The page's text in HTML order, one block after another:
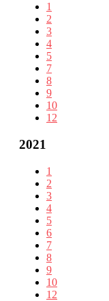
1
2
3
4
5
7
8
9
10
12
2021
1
2
3
4
5
6
7
8
9
10
12